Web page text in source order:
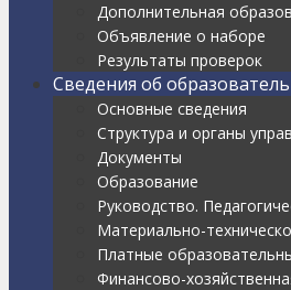
Дополнительная
Объявление о наборе
Результаты проверок
Сведения об
Основные сведения
Структура и органы
Документы
Образование
Руководство.
Материально-
Платные
Финансово-